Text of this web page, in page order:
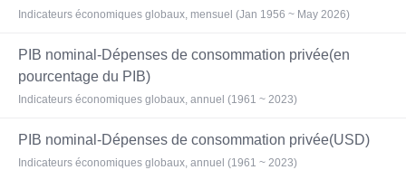
Indicateurs économiques globaux, mensuel (Jan 1956 ~ May 2026)
PIB nominal-Dépenses de consommation privée(en
pourcentage du PIB)
Indicateurs économiques globaux, annuel (1961 ~ 2023)
PIB nominal-Dépenses de consommation privée(USD)
Indicateurs économiques globaux, annuel (1961 ~ 2023)